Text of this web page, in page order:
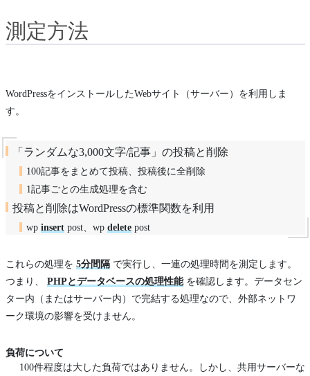
測定方法
WordPressをインストールしたWebサイト（サーバー）を利用しま
す。
「ランダムな3,000文字/記事」の投稿と削除
100記事をまとめて投稿、投稿後に全削除
1記事ごとの生成処理を含む
投稿と削除はWordPressの標準関数を利用
wp insertpost、wp deletepost
これらの処理を 5分間隔で実行し、一連の処理時間を測定します。
つまり、 PHPとデータベースの処理性能を確認します。データセン
ター内（またはサーバー内）で完結する処理なので、外部ネットワ
ーク環境の影響を受けません。
負荷について
100件程度は大した負荷ではありません。しかし、共用サーバーな